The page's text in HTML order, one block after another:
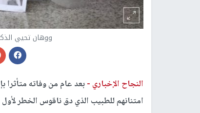
ووهان تحيي
النجاح الإخباري -
امتنانهم للطبيب الذي دق ناقوس الخطر